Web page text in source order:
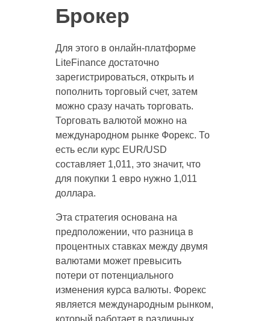
Брокер
Для этого в онлайн-платформе
LiteFinance достаточно
зарегистрироваться, открыть и
пополнить торговый счет, затем
можно сразу начать торговать.
Торговать валютой можно на
международном рынке Форекс. То
есть если курс EUR/USD
составляет 1,011, это значит, что
для покупки 1 евро нужно 1,011
доллара.
Эта стратегия основана на
предположении, что разница в
процентных ставках между двумя
валютами может превысить
потери от потенциального
изменения курса валюты. Форекс
является международным рынком,